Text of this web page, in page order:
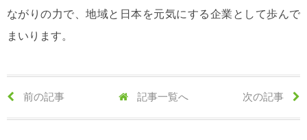
ながりの力で、地域と日本を元気にする企業として歩んで
まいります。
前の記事 記事一覧へ 次の記事